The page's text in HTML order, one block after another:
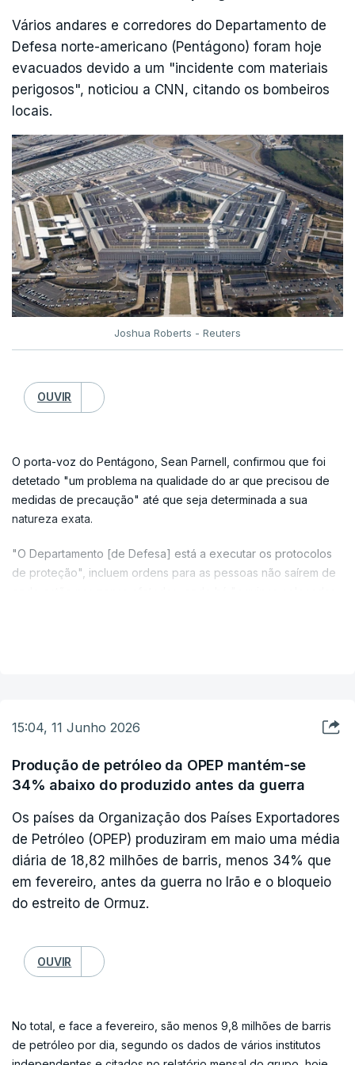
"Um regresso à guerra em grande escala teria um
custo tremendo para toda a região. A via
sair desta guerra", referiu.
Vários andares e corredores do Departamento de
Defesa norte-americano (Pentágono) foram hoje
evacuados devido a um "incidente com materiais
perigosos", noticiou a CNN, citando os bombeiros
locais.
Joshua Roberts - Reuters
OUVIR
O porta-voz do Pentágono, Sean Parnell, confirmou que foi
detetado "um problema na qualidade do ar que precisou de
medidas de precaução" até que seja determinada a sua
natureza exata.
"O Departamento [de Defesa] está a executar os protocolos
de proteção", incluem ordens para as pessoas não saírem de
fazer testes à qualidade do ar que "poderão levar uma a duas
horas" a concluir.
Pelo menos quatro andares do Pentágono foram fechados,
disseram à CNN duas fontes dentro do edifício, enquanto
outra relatou a presença de polícias com máscaras de gás e
vestidos com equipamento de proteção química.
15:04, 11 Junho 2026
Produção de petróleo da OPEP mantém-se
34% abaixo do produzido antes da guerra
Os países da Organização dos Países Exportadores
de Petróleo (OPEP) produziram em maio uma média
diária de 18,82 milhões de barris, menos 34% que
em fevereiro, antes da guerra no Irão e o bloqueio
do estreito de Ormuz.
OUVIR
No total, e face a fevereiro, são menos 9,8 milhões de barris
de petróleo por dia, segundo os dados de vários institutos